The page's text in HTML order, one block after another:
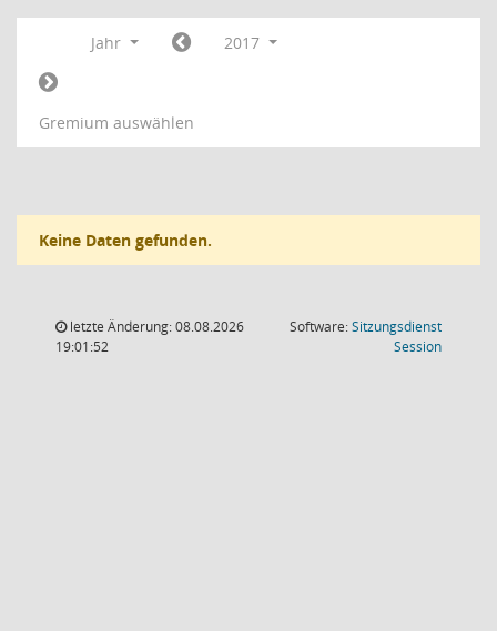
Jahr 2017
Gremium auswählen
Keine Daten gefunden.
letzte Änderung: 08.08.2026
19:01:52
Software:Sitzungsdienst
Session(Wird in